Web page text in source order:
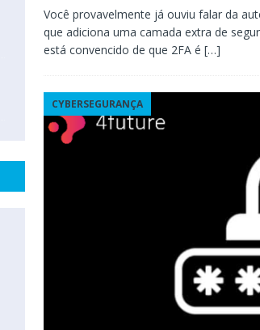
Você provavelmente já ouviu falar da
que adiciona uma camada extra de
está convencido de que 2FA é[…]
CYBERSEGURANÇA